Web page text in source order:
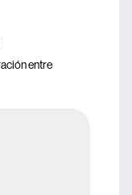
entre